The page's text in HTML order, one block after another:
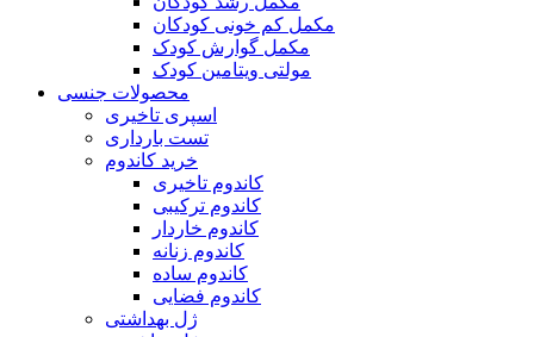
مکمل کم خونی کودکان
مکمل گوارش کودک
مولتی ویتامین کودک
محصولات جنسی
اسپری تاخیری
تست بارداری
خرید کاندوم
کاندوم تاخیری
کاندوم ترکیبی
کاندوم خاردار
کاندوم زنانه
کاندوم ساده
کاندوم فضایی
ژل بهداشتی